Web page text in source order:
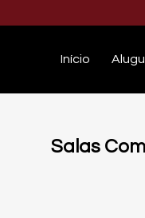
Início
Salas